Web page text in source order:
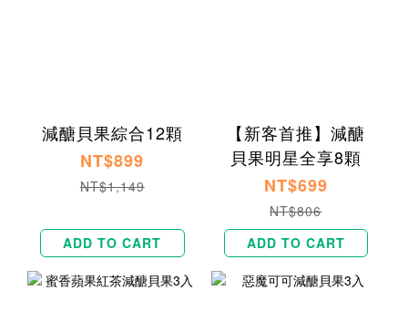
減醣貝果綜合12顆
NT$899
NT$1,149
ADD TO CART
【新客首推】減醣
貝果明星全享8顆
NT$699
NT$806
ADD TO CART